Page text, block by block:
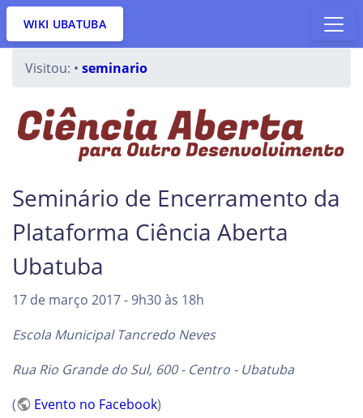
WIKI UBATUBA
Visitou: • seminario
Seminário de Encerramento da
Plataforma Ciência Aberta
Ubatuba
17 de março 2017 - 9h30 às 18h
Escola Municipal Tancredo Neves
Rua Rio Grande do Sul, 600 - Centro - Ubatuba
(
Evento no Facebook)